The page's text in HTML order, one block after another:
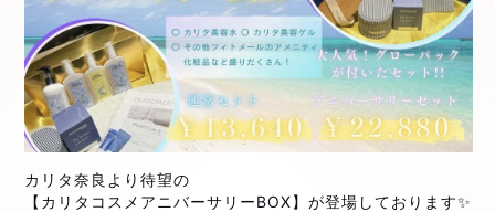
カリタ奈良より待望の
【カリタコスメアニバーサリーBOX】が登場しております✨